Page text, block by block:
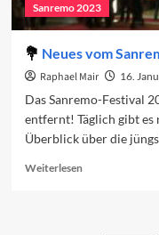
Sanremo 2023
Neues vom
Raphael Mair 16.
Das Sanremo-Festival
entfernt! Täglich gibt
Überblick über die
WeiterlesenRead